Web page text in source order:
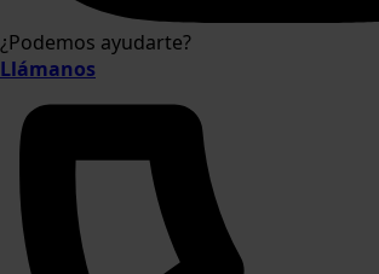
¿Podemos ayudarte?
Llámanos